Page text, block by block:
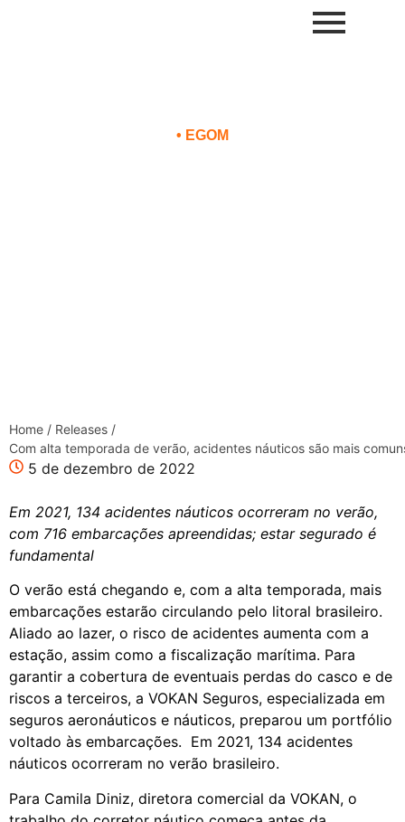
• EGOM
Home / Releases /
Com alta temporada de verão, acidentes náuticos são mais
5 de dezembro de 2022
Em 2021, 134 acidentes náuticos ocorreram no verão,
com 716 embarcações apreendidas; estar segurado é
fundamental
O verão está chegando e, com a alta temporada, mais
embarcações estarão circulando pelo litoral brasileiro.
Aliado ao lazer, o risco de acidentes aumenta com a
estação, assim como a fiscalização marítima. Para
garantir a cobertura de eventuais perdas do casco e de
riscos a terceiros, a VOKAN Seguros, especializada em
seguros aeronáuticos e náuticos, preparou um portfólio
voltado às embarcações. Em 2021, 134 acidentes
náuticos ocorreram no verão brasileiro.
Para Camila Diniz, diretora comercial da VOKAN, o